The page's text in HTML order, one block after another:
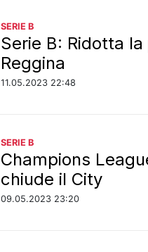
SERIE B
Serie B: Ridotta
Reggina
11.05.2023 22:48
SERIE B
Champions
chiude il City
09.05.2023 23:20